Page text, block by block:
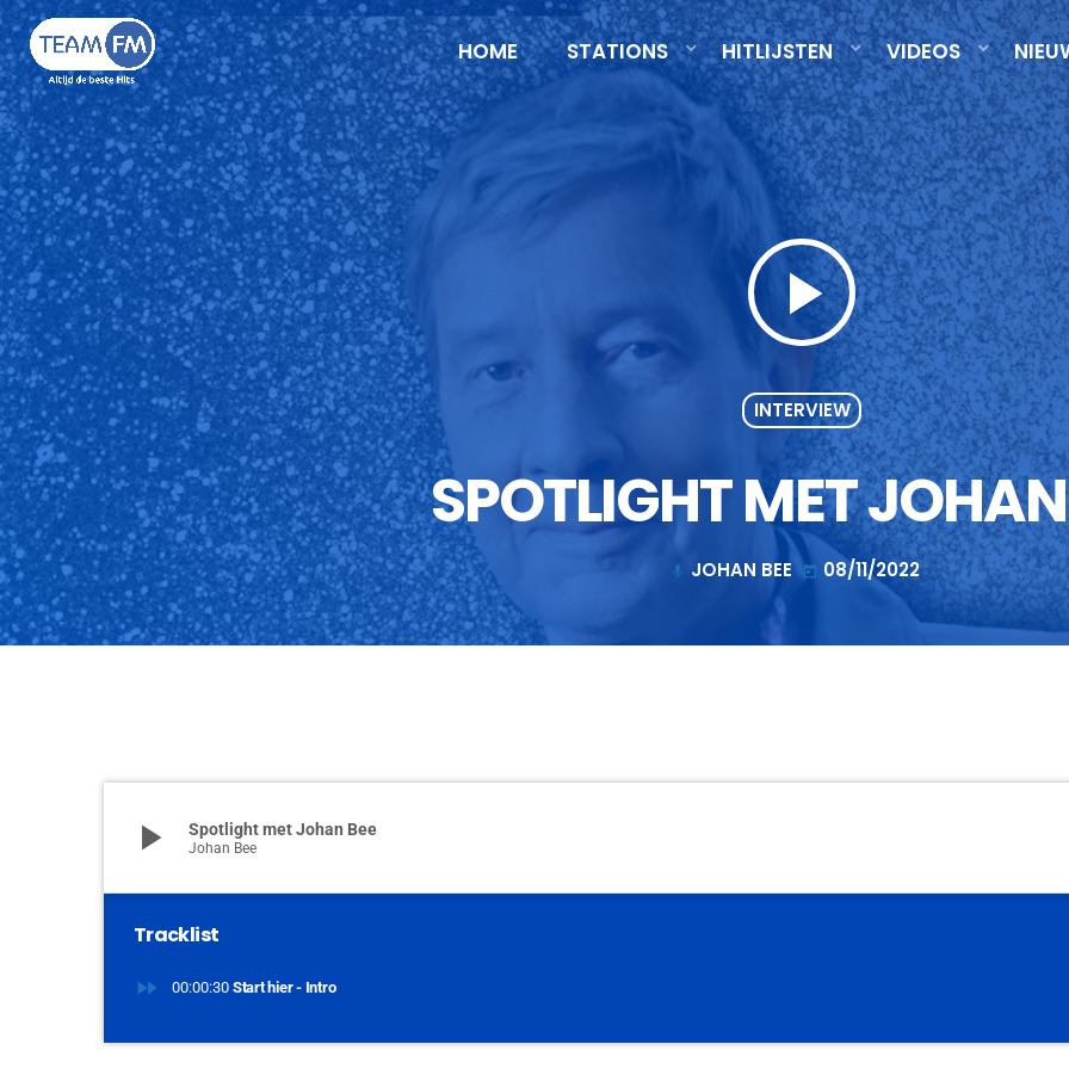
HOME STATIONS HITLIJSTEN VIDEOS
play_arrow
INTERVIEW
SPOTLIGHT MET
mic JOHAN BEE today 08/11/2022
play_arrow Spotlight met Johan Bee
Johan Bee
Tracklist
fast_forward 00:00:30 Start hier - Intro